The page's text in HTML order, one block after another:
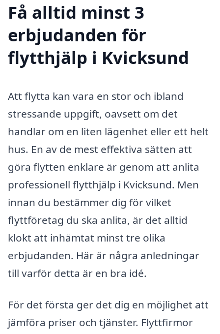
Få alltid minst 3
erbjudanden för
flytthjälp i Kvicksund
Att flytta kan vara en stor och ibland
stressande uppgift, oavsett om det
handlar om en liten lägenhet eller ett helt
hus. En av de mest effektiva sätten att
göra flytten enklare är genom att anlita
professionell flytthjälp i Kvicksund. Men
innan du bestämmer dig för vilket
flyttföretag du ska anlita, är det alltid
klokt att inhämtat minst tre olika
erbjudanden. Här är några anledningar
till varför detta är en bra idé.
För det första ger det dig en möjlighet att
jämföra priser och tjänster. Flyttfirmor